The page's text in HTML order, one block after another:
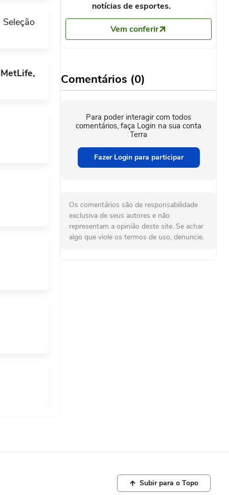
a
da
na
0 0
BRA
3/21/2025
2 1
notícias de esportes.
Vem conferir
Comentários (0)
Para poder interagir com todos
comentários, faça Login na sua conta
Terra
Fazer Login para participar
Os comentários são de responsabilidade
exclusiva de seus autores e não
representam a opinião deste site. Se achar
algo que viole os termos de uso, denuncie.
Subir para o Topo